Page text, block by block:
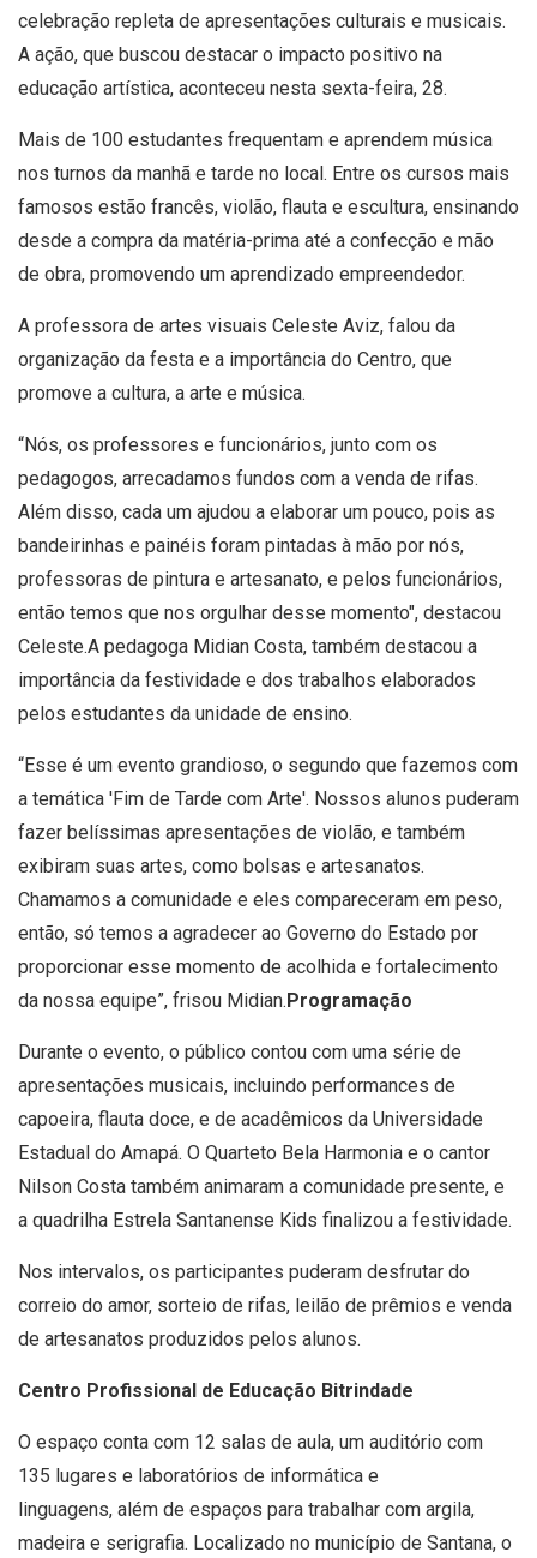
celebração repleta de apresentações culturais e musicais.
A ação, que buscou destacar o impacto positivo na
educação artística, aconteceu nesta sexta-feira, 28.
Mais de 100 estudantes frequentam e aprendem música
nos turnos da manhã e tarde no local. Entre os cursos mais
famosos estão francês, violão, flauta e escultura, ensinando
desde a compra da matéria-prima até a confecção e mão
de obra, promovendo um aprendizado empreendedor.
A professora de artes visuais Celeste Aviz, falou da
organização da festa e a importância do Centro, que
promove a cultura, a arte e música.
“Nós, os professores e funcionários, junto com os
pedagogos, arrecadamos fundos com a venda de rifas.
Além disso, cada um ajudou a elaborar um pouco, pois as
bandeirinhas e painéis foram pintadas à mão por nós,
professoras de pintura e artesanato, e pelos funcionários,
então temos que nos orgulhar desse momento", destacou
Celeste.A pedagoga Midian Costa, também destacou a
importância da festividade e dos trabalhos elaborados
pelos estudantes da unidade de ensino.
“Esse é um evento grandioso, o segundo que fazemos com
a temática 'Fim de Tarde com Arte'. Nossos alunos puderam
fazer belíssimas apresentações de violão, e também
exibiram suas artes, como bolsas e artesanatos.
Chamamos a comunidade e eles compareceram em peso,
então, só temos a agradecer ao Governo do Estado por
proporcionar esse momento de acolhida e fortalecimento
da nossa equipe”, frisou Midian.Programação
Durante o evento, o público contou com uma série de
apresentações musicais, incluindo performances de
capoeira, flauta doce, e de acadêmicos da Universidade
Estadual do Amapá. O Quarteto Bela Harmonia e o cantor
Nilson Costa também animaram a comunidade presente, e
a quadrilha Estrela Santanense Kids finalizou a festividade.
Nos intervalos, os participantes puderam desfrutar do
correio do amor, sorteio de rifas, leilão de prêmios e venda
de artesanatos produzidos pelos alunos.
Centro Profissional de Educação Bitrindade
O espaço conta com 12 salas de aula, um auditório com
135 lugares e laboratórios de informática e
linguagens, além de espaços para trabalhar com argila,
madeira e serigrafia. Localizado no município de Santana, o